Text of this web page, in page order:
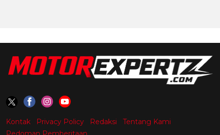
Kontak Privacy Policy Redaksi
Tentang Kami